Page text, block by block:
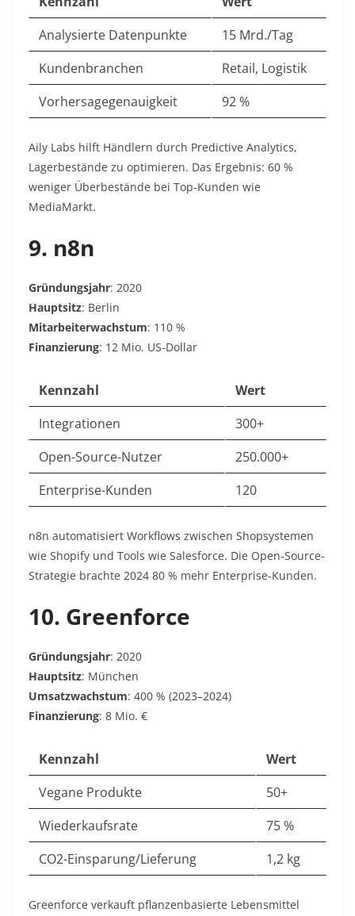
Analysierte Datenpunkte
15 Mrd./Tag
Kundenbranchen
Retail, Logistik
Vorhersagegenauigkeit
92 %
Aily Labs hilft Händlern durch Predictive Analytics,
Lagerbestände zu optimieren. Das Ergebnis: 60 %
weniger Überbestände bei Top-Kunden wie
MediaMarkt.
9. n8n
Gründungsjahr: 2020
Hauptsitz: Berlin
Mitarbeiterwachstum: 110 %
Finanzierung: 12 Mio. US-Dollar
Kennzahl
Wert
Integrationen
300+
Open-Source-Nutzer
250.000+
Enterprise-Kunden
120
n8n automatisiert Workflows zwischen Shopsystemen
wie Shopify und Tools wie Salesforce. Die Open-Source-
Strategie brachte 2024 80 % mehr Enterprise-Kunden.
10. Greenforce
Gründungsjahr: 2020
Hauptsitz: München
Umsatzwachstum: 400 % (2023–2024)
Finanzierung: 8 Mio. €
Kennzahl
Wert
Vegane Produkte
50+
Wiederkaufsrate
75 %
CO2-Einsparung/Lieferung
1,2 kg
Greenforce verkauft pflanzenbasierte Lebensmittel